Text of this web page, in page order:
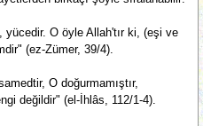
O öyle Allah'tır ki, (eşi ve
(ez-Zümer, 39/4).
O doğurmamıştır,
değildir" (el-İhlâs, 112/1-4).